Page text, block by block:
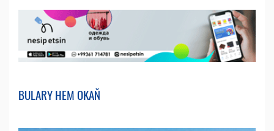
BULARY HEM OKAŇ